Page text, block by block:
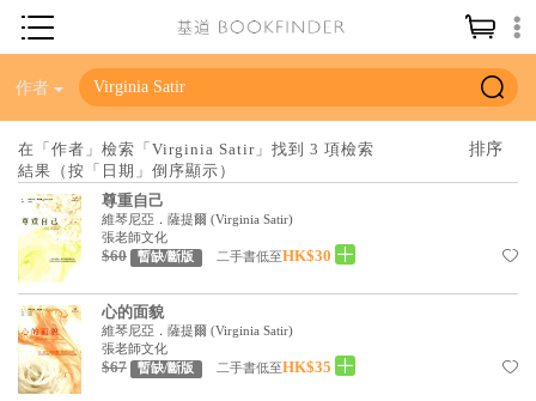
神學／教義
聖經
信仰入門
教會歷史
靈修／禱告
信徒生活
作者
在「作者」檢索「Virginia Satir」找到 3 項檢索
結果（按「日期」倒序顯示）
尊重自己
維琴尼亞．薩提爾 (Virginia Satir)
張老師文化
$60 暫缺/斷版 二手書低至HK$30
心的面貌
維琴尼亞．薩提爾 (Virginia Satir)
張老師文化
$67 暫缺/斷版 二手書低至HK$35